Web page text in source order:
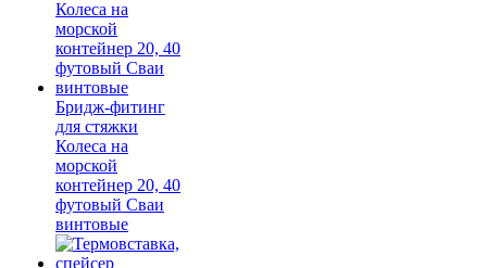
Бридж-фитинг
для стяжки
Колеса на
морской
контейнер 20, 40
футовый Сваи
винтовые